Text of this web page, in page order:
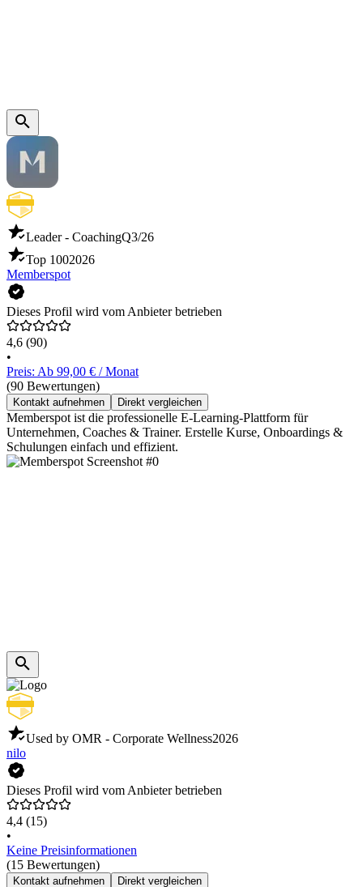
Leader - CoachingQ3/26
Top 1002026
Memberspot
Dieses Profil wird vom Anbieter betrieben
4,6 (90)
•
Preis: Ab 99,00 € / Monat
(90 Bewertungen)
Kontakt aufnehmen Direkt vergleichen
Memberspot ist die professionelle E-Learning-Plattform für
Unternehmen, Coaches & Trainer. Erstelle Kurse, Onboardings &
Schulungen einfach und effizient.
Used by OMR - Corporate Wellness2026
nilo
Dieses Profil wird vom Anbieter betrieben
4,4 (15)
•
Keine Preisinformationen
(15 Bewertungen)
Kontakt aufnehmen Direkt vergleichen